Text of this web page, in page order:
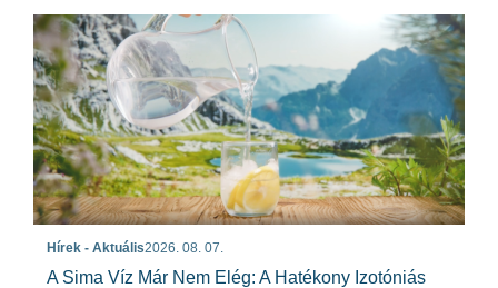
Hírek - Aktuális2026. 08. 07.
A Sima Víz Már Nem Elég: A Hatékony Izotóniás